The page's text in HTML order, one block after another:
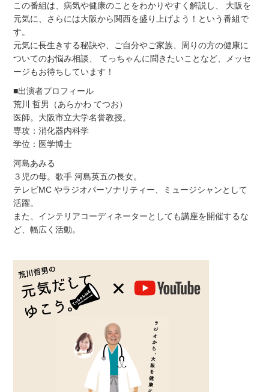
この番組は、病気や健康のことをわかりやすく解説し、 大阪を
元気に、さらには大阪から関西を盛り上げよう！という番組で
す。
元気に長生きする秘訣や、ご自分やご家族、周りの方の健康に
ついてのお悩み相談、 てっちゃんに聞きたいことなど、メッセ
ージもお待ちしています！
■出演者プロフィール
荒川 哲男（あらかわ てつお）
医師。大阪市立大学名誉教授。
専攻：消化器内科学
学位：医学博士
河島あみる
３児の母。歌手 河島英五の長女。
テレビMC やラジオパーソナリティー、ミュージシャンとして
活躍。
また、インテリアコーディネーターとしても講座を開催するな
ど、幅広く活動。